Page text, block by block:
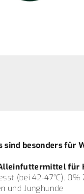
sind besonders für
für
(bei 42-47°C),
und Junghunde